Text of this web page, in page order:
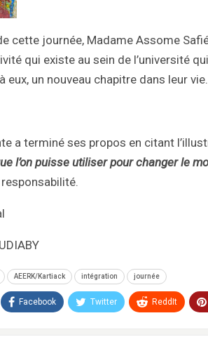
cette journée, Madame Assome
qui existe au sein de l’université
eux, un nouveau chapitre dans leur vie.
a terminé ses propos en citant
l’on puisse utiliser pour changer le
AEERK/Kartiack intégration journée
Facebook Twitter ReddIt